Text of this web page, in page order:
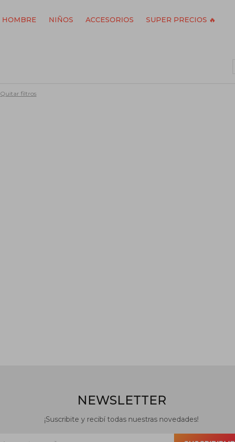
HOMBRE NIÑOS ACCESORIOS SUPER PRECIOS 🔥
Quitar filtros
NEWSLETTER
¡Suscribite y recibí todas nuestras novedades!